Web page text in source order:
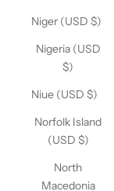
Niger (USD $)
Nigeria (USD
$)
Niue (USD $)
Norfolk Island
(USD $)
North
Macedonia